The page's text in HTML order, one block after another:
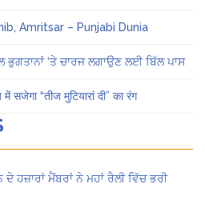
Amritsar – Punjabi Dunia
ਭੁਗਤਾਨਾਂ ‘ਤੇ ਚਾਰਜ ਲਗਾਉਣ ਲਈ ਬਿੱਲ ਪਾਸ
“तीज मुटियारां दी” का रंग
ਹਜ਼ਾਰਾਂ ਮੈਂਬਰਾਂ ਨੇ ਮਹਾਂ ਰੈਲੀ ਵਿੱਚ ਭਰੀ